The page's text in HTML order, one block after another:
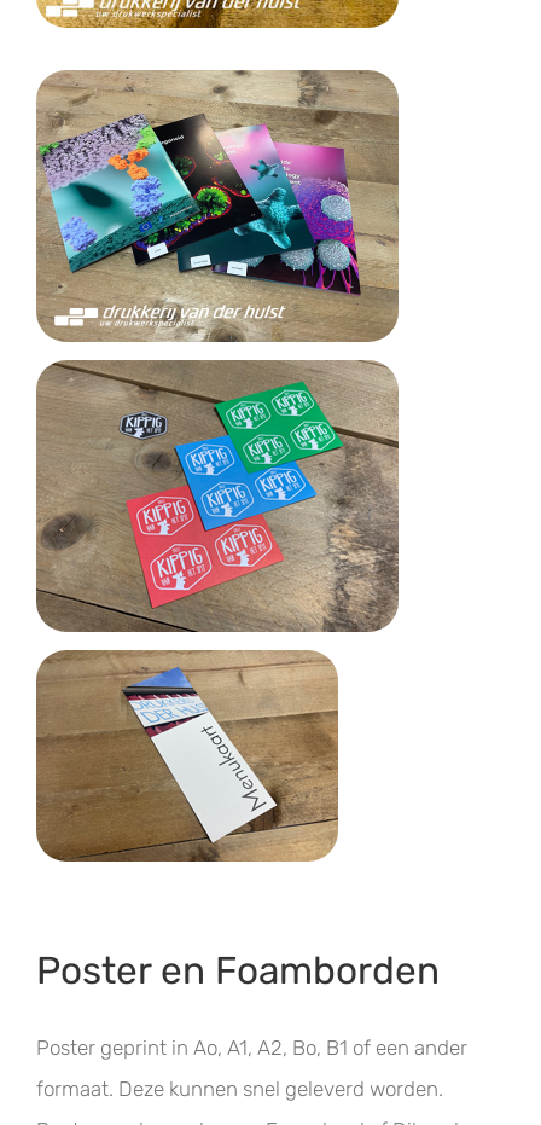
Poster en Foamborden
Poster geprint in Ao, A1, A2, Bo, B1 of een ander
formaat. Deze kunnen snel geleverd worden.